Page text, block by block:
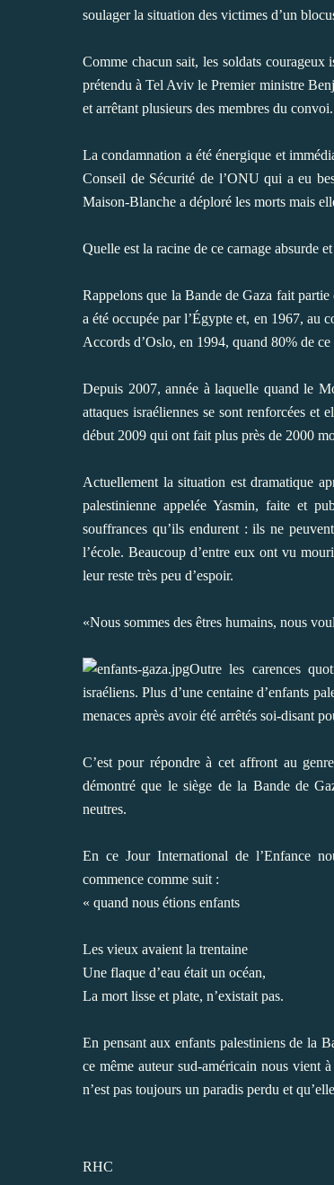
soulager la situation des victimes d’un
Comme chacun sait, les soldats courageux
prétendu à Tel Aviv le Premier ministre
et arrêtant plusieurs des membres du convoi.
La condamnation a été énergique et
Conseil de Sécurité de l’ONU qui a eu
Maison-Blanche a déploré les morts mais
Quelle est la racine de ce carnage absurde
Rappelons que la Bande de Gaza fait
a été occupée par l’Égypte et, en 1967, au
Accords d’Oslo, en 1994, quand 80% de
Depuis 2007, année à laquelle quand le
attaques israéliennes se sont renforcées
début 2009 qui ont fait plus près de 2000
Actuellement la situation est dramatique
palestinienne appelée Yasmin, faite et
souffrances qu’ils endurent : ils ne
l’école. Beaucoup d’entre eux ont vu
leur reste très peu d’espoir.
«Nous sommes des êtres humains, nous
Outre les carences
israéliens. Plus d’une centaine d’enfants
menaces après avoir été arrêtés soi-disant
C’est pour répondre à cet affront au
démontré que le siège de la Bande de
neutres.
En ce Jour International de l’Enfance
commence comme suit :
« quand nous étions enfants
Les vieux avaient la trentaine
Une flaque d’eau était un océan,
La mort lisse et plate, n’existait pas.
En pensant aux enfants palestiniens de la
ce même auteur sud-américain nous vient
n’est pas toujours un paradis perdu et
RHC